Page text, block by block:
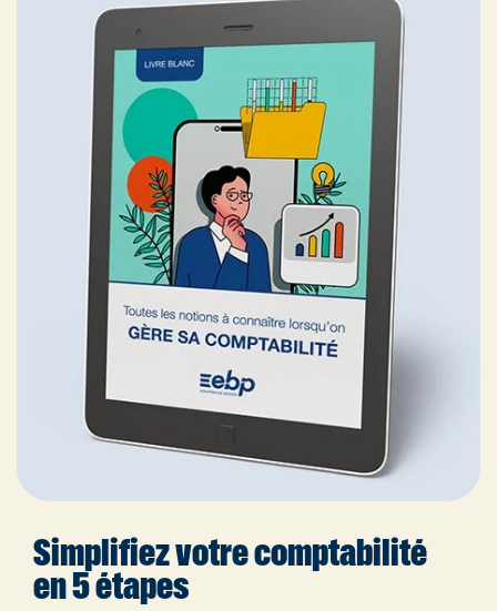
Simplifiez votre comptabilité
en 5 étapes